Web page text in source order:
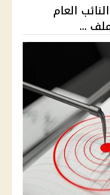
تناشد النائب العام
...